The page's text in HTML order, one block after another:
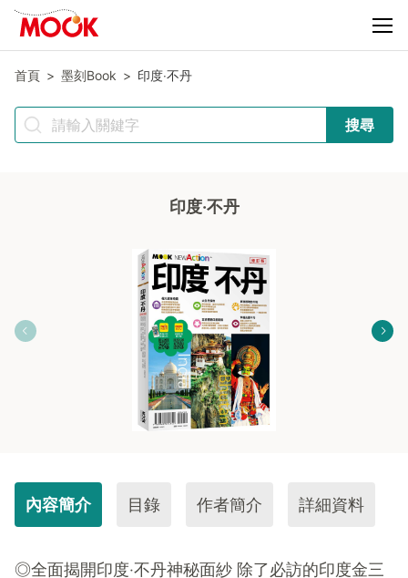
首頁 墨刻Book 印度‧不丹
搜尋
印度‧不丹
內容簡介 目錄 作者簡介 詳細資料
◎全面揭開印度‧不丹神秘面紗 除了必訪的印度金三